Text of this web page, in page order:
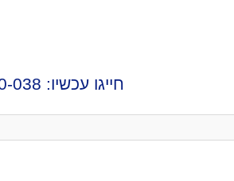
חייגו עכשיו: 1700-500-038